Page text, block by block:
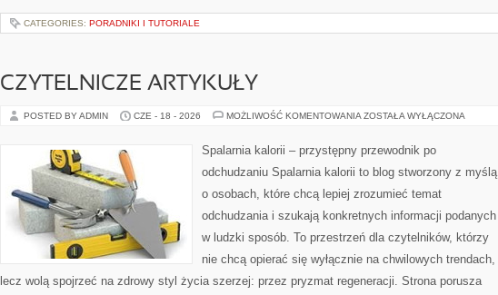
CATEGORIES: PORADNIKI I TUTORIALE
CZYTELNICZE ARTYKUŁY
POSTED BY ADMIN CZE - 18 - 2026 MOŻLIWOŚĆ KOMENTOWANIA CZYTELNICZE
ZOSTAŁA WYŁĄCZONA
Spalarnia kalorii – przystępny przewodnik po
odchudzaniu Spalarnia kalorii to blog stworzony z myślą
o osobach, które chcą lepiej zrozumieć temat
odchudzania i szukają konkretnych informacji podanych
w ludzki sposób. To przestrzeń dla czytelników, którzy
nie chcą opierać się wyłącznie na chwilowych trendach,
lecz wolą spojrzeć na zdrowy styl życia szerzej: przez pryzmat regeneracji. Strona porusza